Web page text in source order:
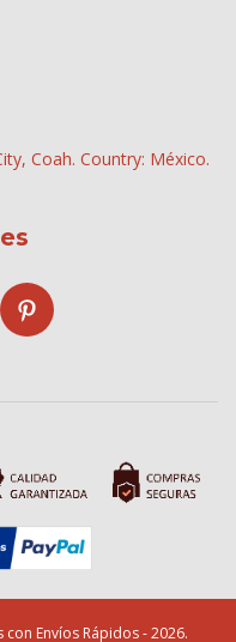
Coah. Country: México.
Envíos Rápidos - 2026.